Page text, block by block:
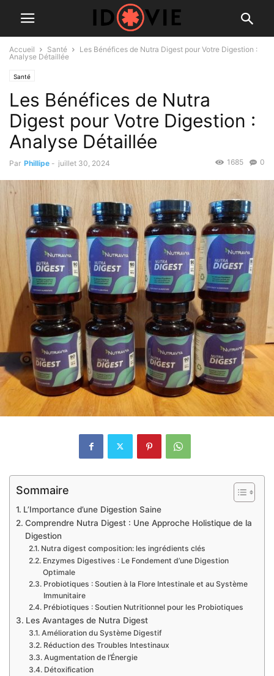
Accueil Santé
Les Bénéfices de Nutra Digest pour Votre Digestion :
Analyse Détaillée
Santé
Les Bénéfices de Nutra
Digest pour Votre Digestion :
Analyse Détaillée
Par Phillipe - juillet 30, 2024 0
1685
Sommaire
L’Importance d’une Digestion Saine
Comprendre Nutra Digest : Une Approche Holistique de la
Digestion
Nutra digest composition: les ingrédients clés
Enzymes Digestives : Le Fondement d’une Digestion
Optimale
Probiotiques : Soutien à la Flore Intestinale et au Système
Immunitaire
Prébiotiques : Soutien Nutritionnel pour les Probiotiques
Les Avantages de Nutra Digest
Amélioration du Système Digestif
Réduction des Troubles Intestinaux
Augmentation de l’Énergie
Détoxification